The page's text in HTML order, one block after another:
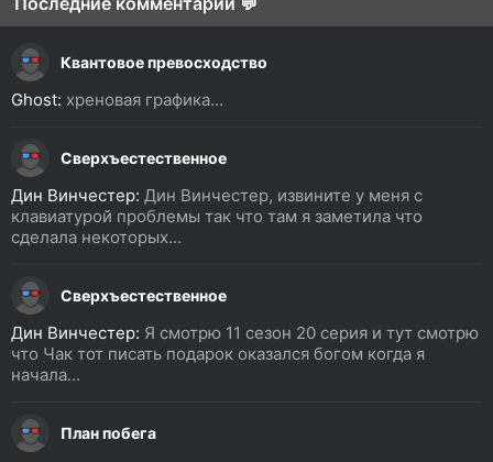
Квантовое превосходство
Ghost: хреновая графика...
Сверхъестественное
Дин Винчестер: Дин Винчестер, извините у меня с
клавиатурой проблемы так что там я заметила что
сделала некоторых...
Сверхъестественное
Дин Винчестер: Я смотрю 11 сезон 20 серия и тут смотрю
что Чак тот писать подарок оказался богом когда я
начала...
План побега